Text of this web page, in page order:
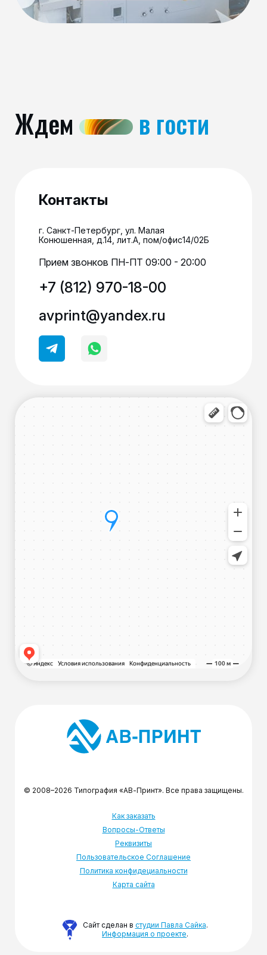
Ждем в гости
Контакты
г. Санкт-Петербург, ул. Малая
Конюшенная, д.14, лит.А, пом/офис14/02Б
Прием звонков ПН-ПТ 09:00 - 20:00
+7 (812) 970-18-00
avprint@yandex.ru
© 2008–2026 Типография «АВ-Принт». Все права защищены.
Как заказать
Вопросы-Ответы
Реквизиты
Пользовательское Соглашение
Политика конфидециальности
Карта сайта
Сайт сделан в студии Павла Сайка.
Информация о проекте.